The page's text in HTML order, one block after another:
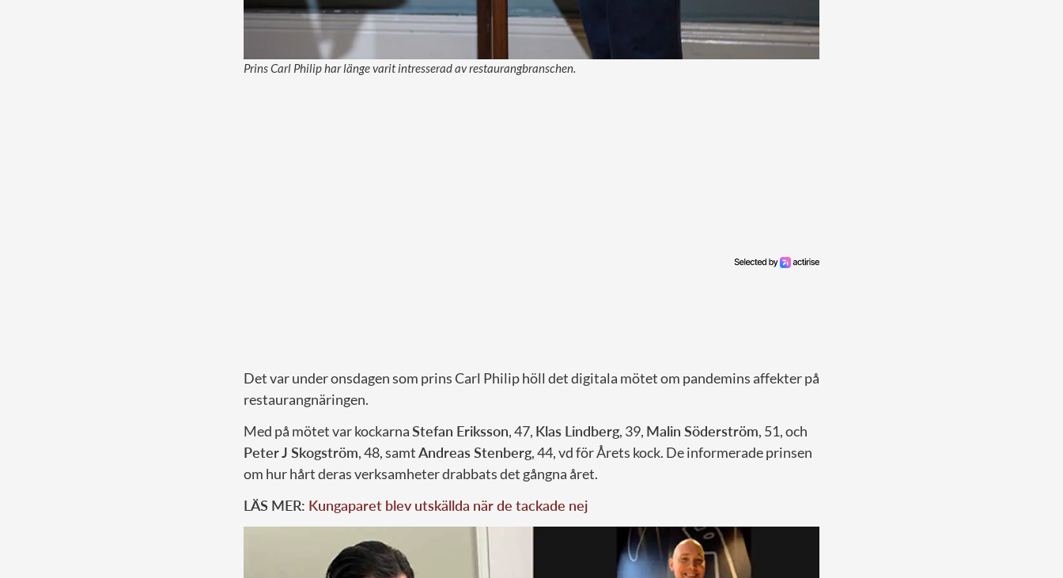
Prins Carl Philip har länge varit intresserad av restaurangbranschen.
Det var under onsdagen som prins Carl Philip höll det digitala mötet om pandemins affekter på
restaurangnäringen.
Med på mötet var kockarnaStefan Eriksson, 47, Klas Lindberg, 39, Malin Söderström, 51, och
Peter J Skogström, 48, samtAndreas Stenberg, 44, vd för Årets kock. De informerade prinsen
om hur hårt deras verksamheter drabbats det gångna året.
LÄS MER: Kungaparet blev utskällda när de tackade nej